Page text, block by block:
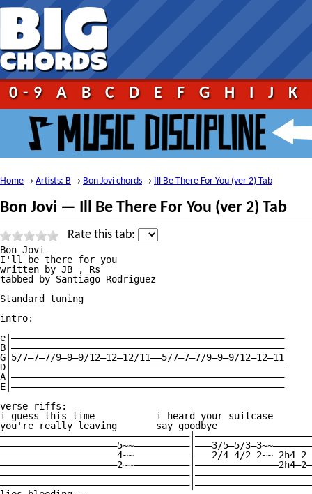
0-9 A B C D E F G H I J K
Home → Artists: B → Bon Jovi chords → Ill Be There For You (ver 2) Tab
Bon Jovi — Ill Be There For You (ver 2) Tab
Rate this tab:
Bon Jovi
I'll be there for you
written by JB , Rs
tabbed by Santiago Rodriguez
Standard tuning
intro:
e|—————————————————————————————————————————————————
B|—————————————————————————————————————————————————
G|5/7—7—7/9—9—9/12—12—12/11——5/7—7—7/9—9—9/12—12—11
D|—————————————————————————————————————————————————
A|—————————————————————————————————————————————————
E|—————————————————————————————————————————————————
verse riffs:
i guess this time           i heard your suitcase
you're really leaving       say goodbye
—————————————————————5~~——————————|———3/5—5/
—————————————————————4~~——————————|———2/4—4/